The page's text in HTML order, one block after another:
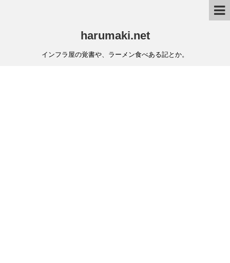
harumaki.net
インフラ屋の覚書や、ラーメン食べある記とか。